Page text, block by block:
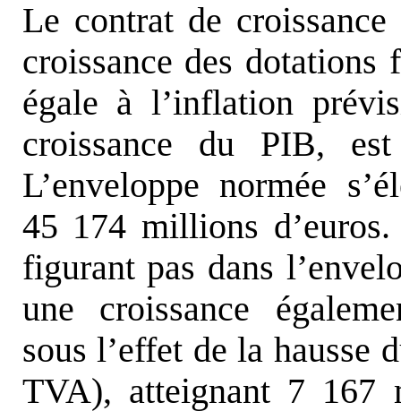
Le contrat de
croissance des dotations
égale à l’inflation
croissance du PIB,
L’enveloppe normée
45 174 millions
figurant pas dans
une croissance
sous l’effet de la hausse
TVA), atteignant 7 167